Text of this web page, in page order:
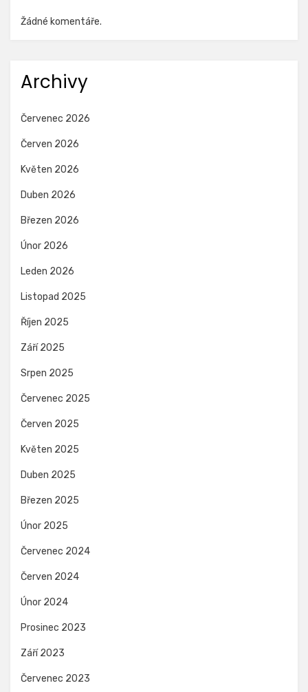
Žádné komentáře.
Archivy
Červenec 2026
Červen 2026
Květen 2026
Duben 2026
Březen 2026
Únor 2026
Leden 2026
Listopad 2025
Říjen 2025
Září 2025
Srpen 2025
Červenec 2025
Červen 2025
Květen 2025
Duben 2025
Březen 2025
Únor 2025
Červenec 2024
Červen 2024
Únor 2024
Prosinec 2023
Září 2023
Červenec 2023